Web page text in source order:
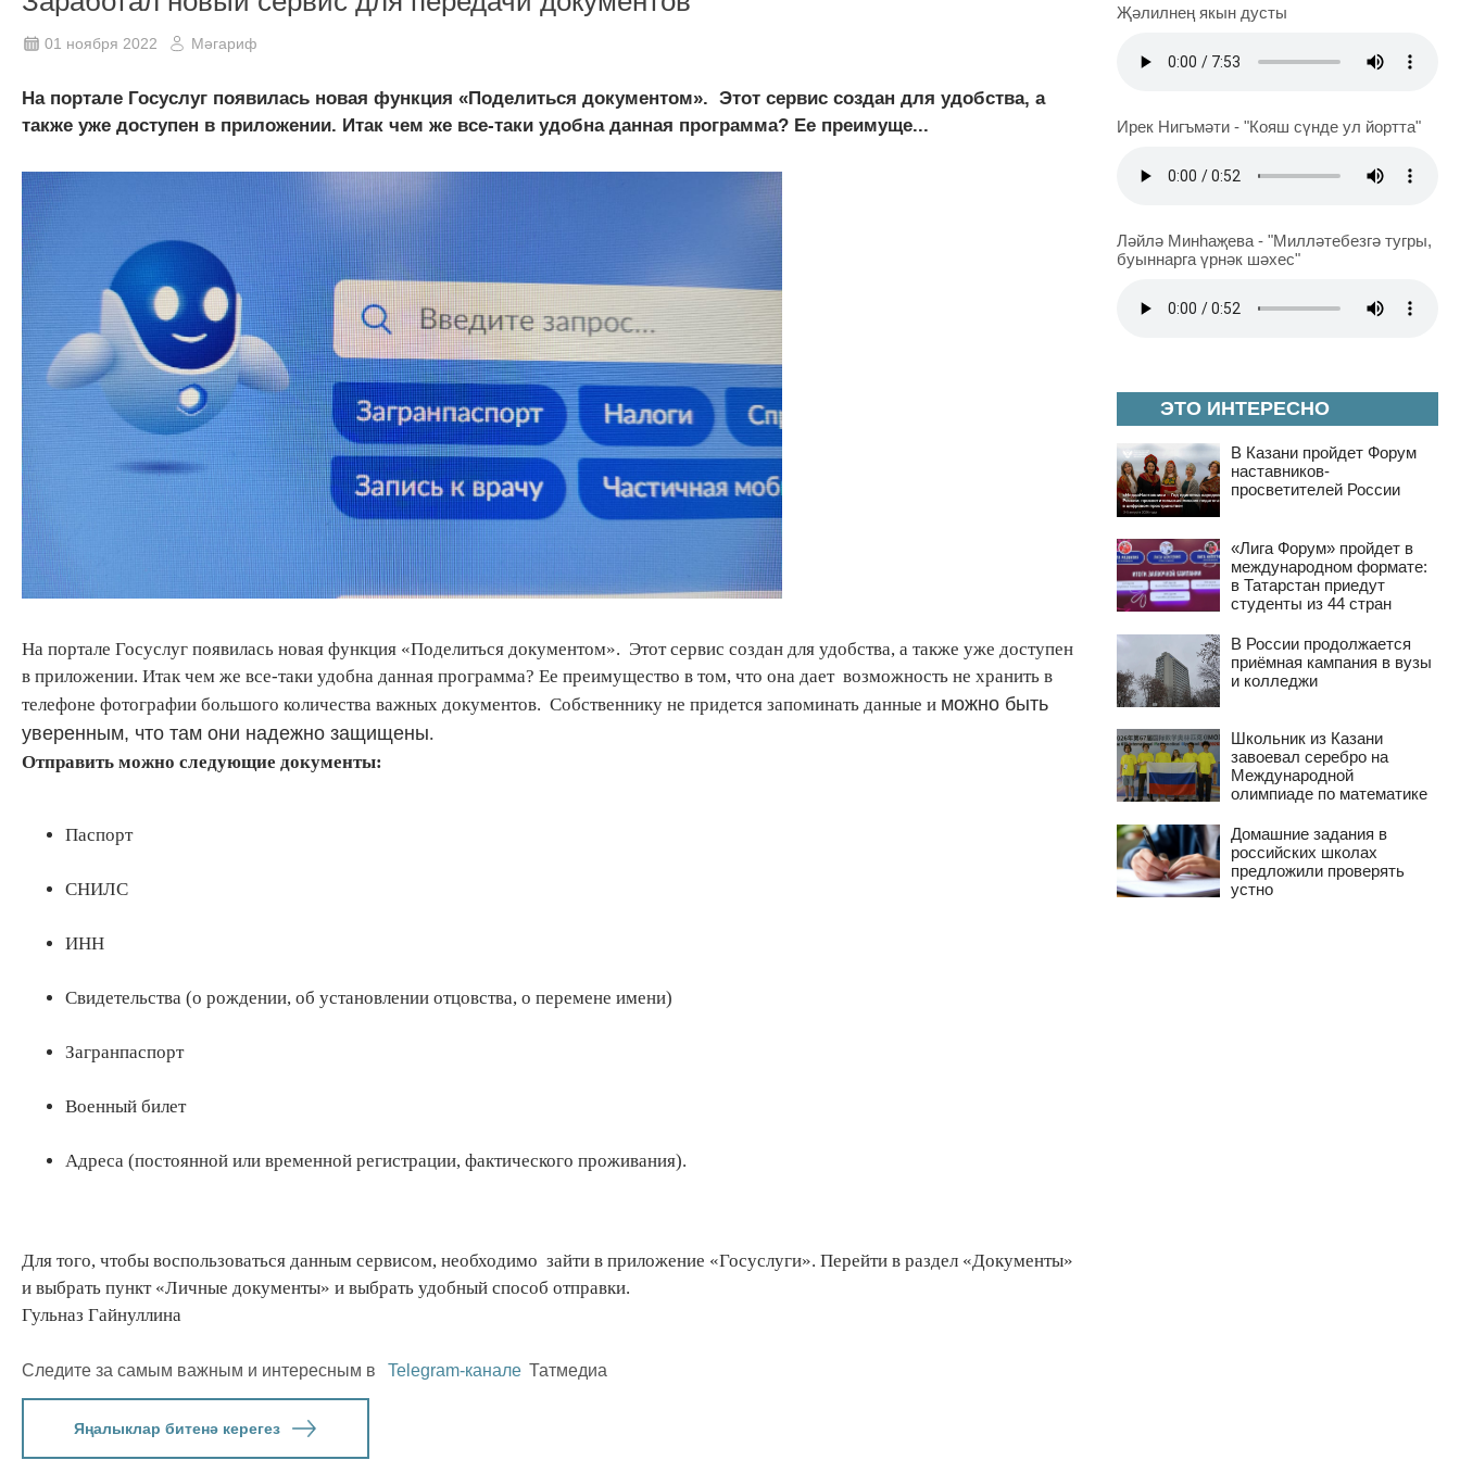
01 ноября 2022 Мәгариф
На портале Госуслуг появилась новая функция «Поделиться документом». Этот сервис создан для удобства, а
также уже доступен в приложении. Итак чем же все-таки удобна данная программа? Ее преимуще...
На портале Госуслуг появилась новая функция «Поделиться документом». Этот сервис создан для удобства, а также уже доступен
в приложении. Итак чем же все-таки удобна данная программа? Ее преимущество в том, что она дает возможность не хранить в
телефоне фотографии большого количества важных документов. Собственнику не придется запоминать данные и можно быть
уверенным, что там они надежно защищены.
Отправить можно следующие документы:
Паспорт
СНИЛС
ИНН
Свидетельства (о рождении, об установлении отцовства, о перемене имени)
Загранпаспорт
Военный билет
Адреса (постоянной или временной регистрации, фактического проживания).
Для того, чтобы воспользоваться данным сервисом, необходимо зайти в приложение «Госуслуги». Перейти в раздел «Документы»
и выбрать пункт «Личные документы» и выбрать удобный способ отправки.
Гульназ Гайнуллина
Следите за самым важным и интересным в Telegram-канале Татмедиа
Яңалыклар битенә керегез
ЭТО ИНТЕРЕСНО
В Казани пройдет Форум
наставников-
просветителей России
«Лига Форум» пройдет в
международном формате:
в Татарстан приедут
студенты из 44 стран
В России продолжается
приёмная кампания в вузы
и колледжи
Школьник из Казани
завоевал серебро на
Международной
олимпиаде по математике
Домашние задания в
российских школах
предложили проверять
устно
Җәлилнең якын дусты
Ирек Нигъмәти - "Кояш сүнде ул йортта"
Ләйлә Минһаҗева - "Милләтебезгә тугры,
буыннарга үрнәк шәхес"